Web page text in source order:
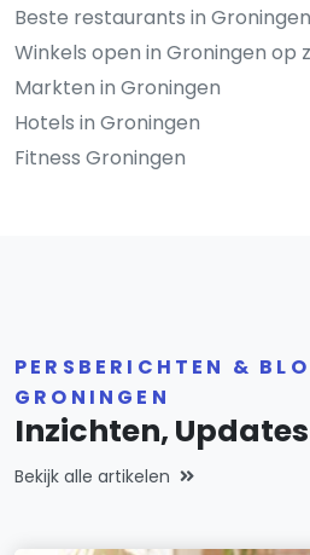
Beste restaurants in Groningen
Winkels open in Groningen op
Markten in Groningen
Hotels in Groningen
Fitness Groningen
PERSBERICHTEN &
GRONINGEN
Inzichten,
Bekijk alle artikelen